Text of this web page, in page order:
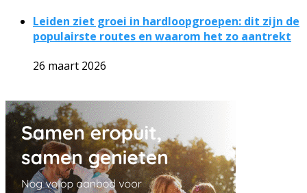
Leiden ziet groei in hardloopgroepen: dit zijn de
populairste routes en waarom het zo aantrekt
26 maart 2026